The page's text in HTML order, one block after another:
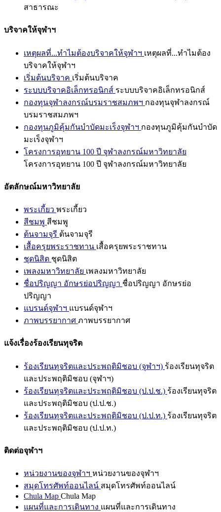
สาธารณะ
บริจาคให้จุฬาฯ
เหตุผลที่...ทำไมต้องบริจาคให้จุฬาฯ เหตุผลที่...ทำไมต้อง
บริจาคให้จุฬาฯ
เริ่มต้นบริจาค เริ่มต้นบริจาค
ระบบบริจาคอิเล็กทรอนิกส์ ระบบบริจาคอิเล็กทรอนิกส์
กองทุนจุฬาลงกรณ์บรมราชสมภพฯ กองทุนจุฬาลงกรณ์
บรมราชสมภพฯ
กองทุนภูมิคุ้มกันบำบัดมะเร็งจุฬาฯ กองทุนภูมิคุ้มกันบำบัด
มะเร็งจุฬาฯ
โครงการอุทยาน 100 ปี จุฬาลงกรณ์มหาวิทยาลัย
โครงการอุทยาน 100 ปี จุฬาลงกรณ์มหาวิทยาลัย
อัตลักษณ์มหาวิทยาลัย
พระเกี้ยว พระเกี้ยว
สีชมพู สีชมพู
ต้นจามจุรี ต้นจามจุรี
เสื้อครุยพระราชทาน เสื้อครุยพระราชทาน
ชุดนิสิต ชุดนิสิต
เพลงมหาวิทยาลัย เพลงมหาวิทยาลัย
ชื่อปริญญา อักษรย่อปริญญา ชื่อปริญญา อักษรย่อ
ปริญญา
แบรนด์จุฬาฯ แบรนด์จุฬาฯ
ภาพบรรยากาศ ภาพบรรยากาศ
แจ้งเรื่องร้องเรียนทุจริต
ร้องเรียนทุจริตและประพฤติมิชอบ (จุฬาฯ) ร้องเรียนทุจริต
และประพฤติมิชอบ (จุฬาฯ)
ร้องเรียนทุจริตและประพฤติมิชอบ (ป.ป.ช.) ร้องเรียนทุจริต
และประพฤติมิชอบ (ป.ป.ช.)
ร้องเรียนทุจริตและประพฤติมิชอบ (ป.ป.ท.) ร้องเรียนทุจริต
และประพฤติมิชอบ (ป.ป.ท.)
ติดต่อจุฬาฯ
หน่วยงานของจุฬาฯ หน่วยงานของจุฬาฯ
สมุดโทรศัพท์ออนไลน์ สมุดโทรศัพท์ออนไลน์
Chula Map Chula Map
แผนที่และการเดินทาง แผนที่และการเดินทาง